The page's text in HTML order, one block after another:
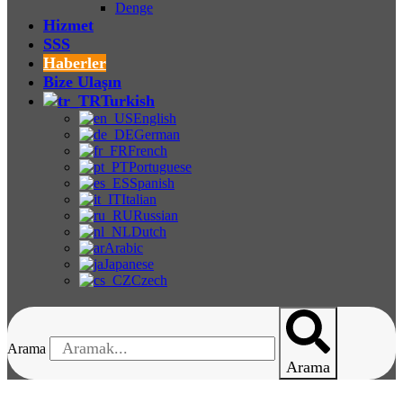
Denge
Hizmet
SSS
Haberler
Bize Ulaşın
Turkish
English
German
French
Portuguese
Spanish
Italian
Russian
Dutch
Arabic
Japanese
Czech
Arama
Arama